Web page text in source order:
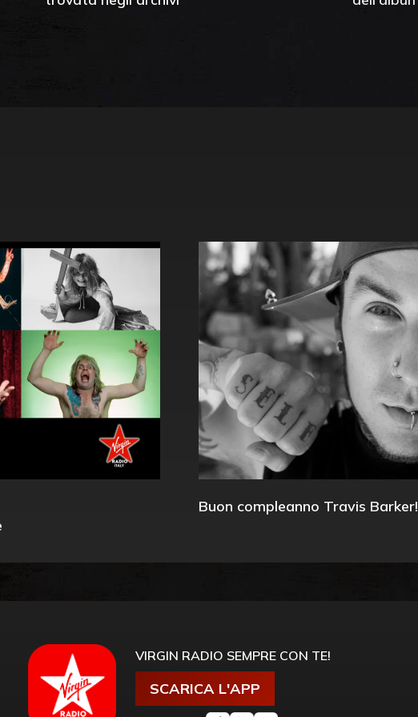
Buon compleanno Travis Barker!
VIRGIN RADIO SEMPRE CON TE!
SCARICA L'APP